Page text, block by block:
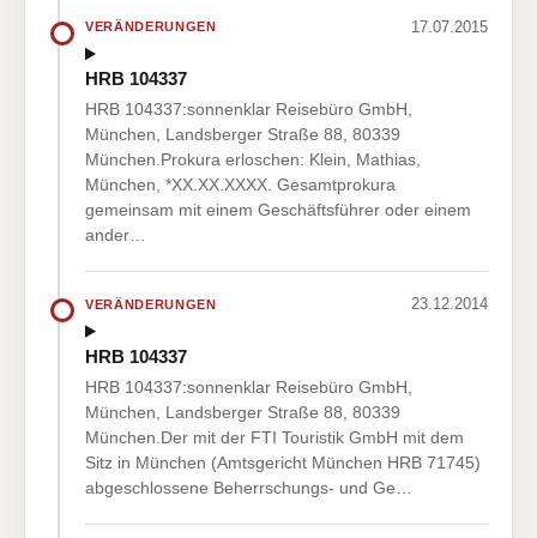
VERÄNDERUNGEN 17.07.2015
HRB 104337
HRB 104337:sonnenklar Reisebüro GmbH,
München, Landsberger Straße 88, 80339
München.Prokura erloschen: Klein, Mathias,
München, *XX.XX.XXXX. Gesamtprokura
gemeinsam mit einem Geschäftsführer oder einem
ander…
VERÄNDERUNGEN 23.12.2014
HRB 104337
HRB 104337:sonnenklar Reisebüro GmbH,
München, Landsberger Straße 88, 80339
München.Der mit der FTI Touristik GmbH mit dem
Sitz in München (Amtsgericht München HRB 71745)
abgeschlossene Beherrschungs- und Ge…